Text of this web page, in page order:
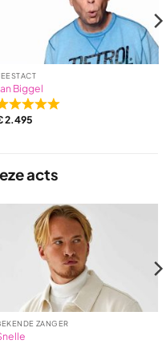
Biggel
Rated
5,0
5
on
ratings
2.495
acts
ZANGER